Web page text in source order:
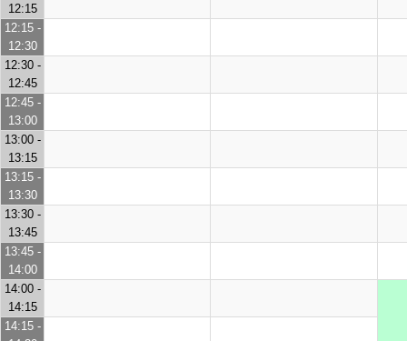
12:15
12:15 -
12:30
12:30 -
12:45
12:45 -
13:00
13:00 -
13:15
13:15 -
13:30
13:30 -
13:45
13:45 -
14:00
14:00 -
14:15
14:15 -